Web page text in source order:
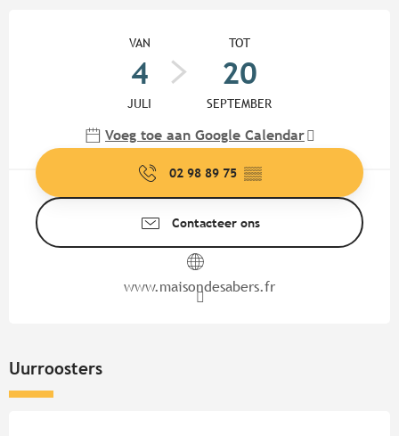
VAN
4
JULI
TOT
20
SEPTEMBER
Voeg toe aan Google Calendar
02 98 89 75 ▒▒
Contacteer ons
www.maisondesabers.fr
Uurroosters